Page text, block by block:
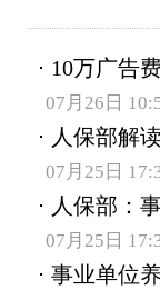
10万广告
07月26日
人保部解
07月25日
人保部：
07月25日
事业单位